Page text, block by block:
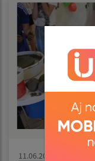
11.06.2026